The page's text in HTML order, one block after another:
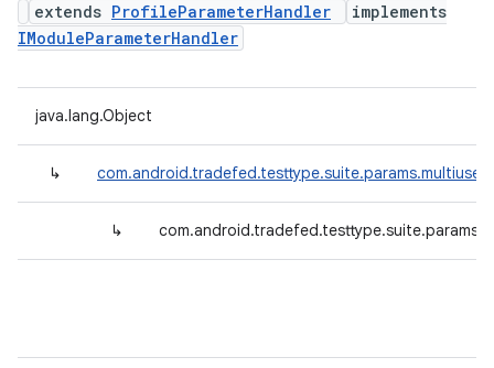
extends ProfileParameterHandler
implements
IModuleParameterHandler
java.lang.Object
↳
↳